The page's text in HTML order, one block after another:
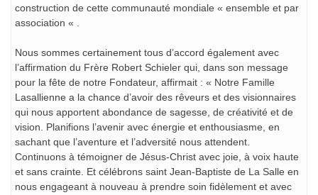
construction de cette communauté mondiale « ensemble et par
association « .
Nous sommes certainement tous d’accord également avec
l’affirmation du Frère Robert Schieler qui, dans son message
pour la fête de notre Fondateur, affirmait : « Notre Famille
Lasallienne a la chance d’avoir des rêveurs et des visionnaires
qui nous apportent abondance de sagesse, de créativité et de
vision. Planifions l’avenir avec énergie et enthousiasme, en
sachant que l’aventure et l’adversité nous attendent.
Continuons à témoigner de Jésus-Christ avec joie, à voix haute
et sans crainte. Et célébrons saint Jean-Baptiste de La Salle en
nous engageant à nouveau à prendre soin fidèlement et avec